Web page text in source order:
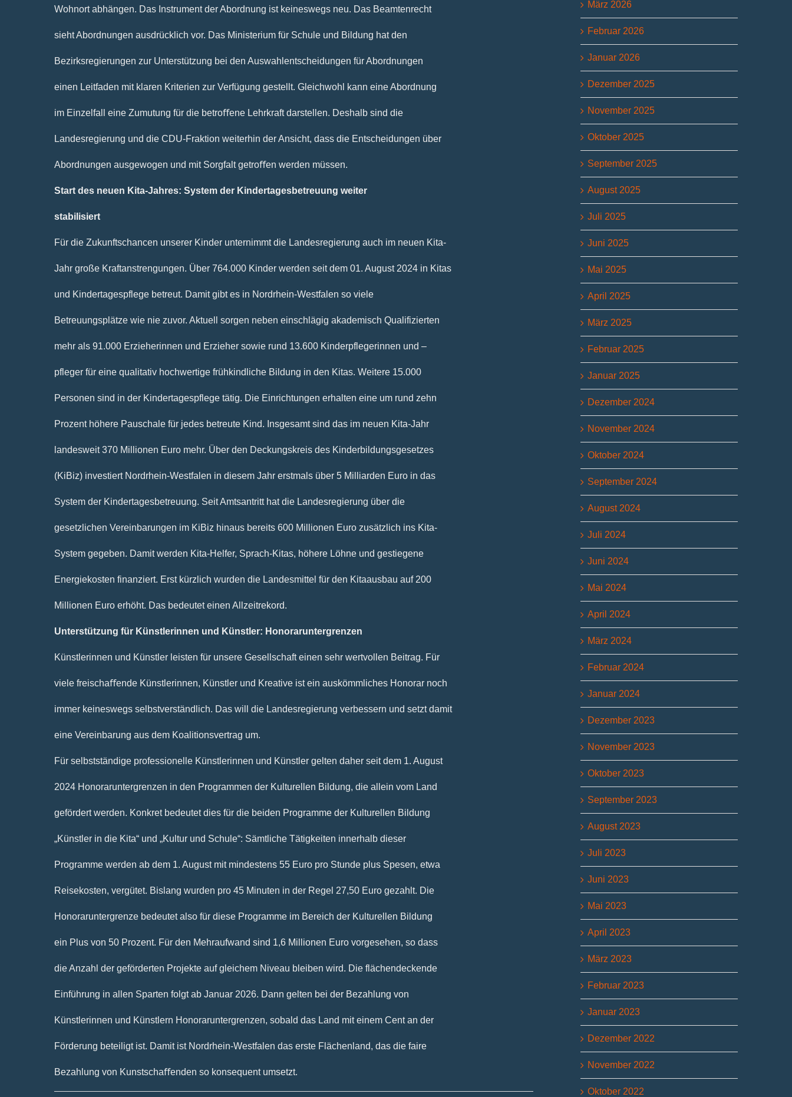
Wohnort abhängen. Das Instrument der Abordnung ist keineswegs neu. Das Beamtenrecht
sieht Abordnungen ausdrücklich vor. Das Ministerium für Schule und Bildung hat den
Bezirksregierungen zur Unterstützung bei den Auswahlentscheidungen für Abordnungen
einen Leitfaden mit klaren Kriterien zur Verfügung gestellt. Gleichwohl kann eine Abordnung
im Einzelfall eine Zumutung für die betroﬀene Lehrkraft darstellen. Deshalb sind die
Landesregierung und die CDU-Fraktion weiterhin der Ansicht, dass die Entscheidungen über
Abordnungen ausgewogen und mit Sorgfalt getroﬀen werden müssen.
Start des neuen Kita-Jahres: System der Kindertagesbetreuung weiter
stabilisiert
Für die Zukunftschancen unserer Kinder unternimmt die Landesregierung auch im neuen Kita-
Jahr große Kraftanstrengungen. Über 764.000 Kinder werden seit dem 01. August 2024 in Kitas
und Kindertagespflege betreut. Damit gibt es in Nordrhein-Westfalen so viele
Betreuungsplätze wie nie zuvor. Aktuell sorgen neben einschlägig akademisch Qualifizierten
mehr als 91.000 Erzieherinnen und Erzieher sowie rund 13.600 Kinderpflegerinnen und –
pfleger für eine qualitativ hochwertige frühkindliche Bildung in den Kitas. Weitere 15.000
Personen sind in der Kindertagespflege tätig. Die Einrichtungen erhalten eine um rund zehn
Prozent höhere Pauschale für jedes betreute Kind. Insgesamt sind das im neuen Kita-Jahr
landesweit 370 Millionen Euro mehr. Über den Deckungskreis des Kinderbildungsgesetzes
(KiBiz) investiert Nordrhein-Westfalen in diesem Jahr erstmals über 5 Milliarden Euro in das
System der Kindertagesbetreuung. Seit Amtsantritt hat die Landesregierung über die
gesetzlichen Vereinbarungen im KiBiz hinaus bereits 600 Millionen Euro zusätzlich ins Kita-
System gegeben. Damit werden Kita-Helfer, Sprach-Kitas, höhere Löhne und gestiegene
Energiekosten finanziert. Erst kürzlich wurden die Landesmittel für den Kitaausbau auf 200
Millionen Euro erhöht. Das bedeutet einen Allzeitrekord.
Unterstützung für Künstlerinnen und Künstler: Honoraruntergrenzen
Künstlerinnen und Künstler leisten für unsere Gesellschaft einen sehr wertvollen Beitrag. Für
viele freischaﬀende Künstlerinnen, Künstler und Kreative ist ein auskömmliches Honorar noch
immer keineswegs selbstverständlich. Das will die Landesregierung verbessern und setzt damit
eine Vereinbarung aus dem Koalitionsvertrag um.
Für selbstständige professionelle Künstlerinnen und Künstler gelten daher seit dem 1. August
2024 Honoraruntergrenzen in den Programmen der Kulturellen Bildung, die allein vom Land
gefördert werden. Konkret bedeutet dies für die beiden Programme der Kulturellen Bildung
„Künstler in die Kita“ und „Kultur und Schule“: Sämtliche Tätigkeiten innerhalb dieser
Programme werden ab dem 1. August mit mindestens 55 Euro pro Stunde plus Spesen, etwa
Reisekosten, vergütet. Bislang wurden pro 45 Minuten in der Regel 27,50 Euro gezahlt. Die
Honoraruntergrenze bedeutet also für diese Programme im Bereich der Kulturellen Bildung
ein Plus von 50 Prozent. Für den Mehraufwand sind 1,6 Millionen Euro vorgesehen, so dass
die Anzahl der geförderten Projekte auf gleichem Niveau bleiben wird. Die flächendeckende
Einführung in allen Sparten folgt ab Januar 2026. Dann gelten bei der Bezahlung von
Künstlerinnen und Künstlern Honoraruntergrenzen, sobald das Land mit einem Cent an der
Förderung beteiligt ist. Damit ist Nordrhein-Westfalen das erste Flächenland, das die faire
Bezahlung von Kunstschaﬀenden so konsequent umsetzt.
März 2026
Februar 2026
Januar 2026
Dezember 2025
November 2025
Oktober 2025
September 2025
August 2025
Juli 2025
Juni 2025
Mai 2025
April 2025
März 2025
Februar 2025
Januar 2025
Dezember 2024
November 2024
Oktober 2024
September 2024
August 2024
Juli 2024
Juni 2024
Mai 2024
April 2024
März 2024
Februar 2024
Januar 2024
Dezember 2023
November 2023
Oktober 2023
September 2023
August 2023
Juli 2023
Juni 2023
Mai 2023
April 2023
März 2023
Februar 2023
Januar 2023
Dezember 2022
November 2022
Oktober 2022